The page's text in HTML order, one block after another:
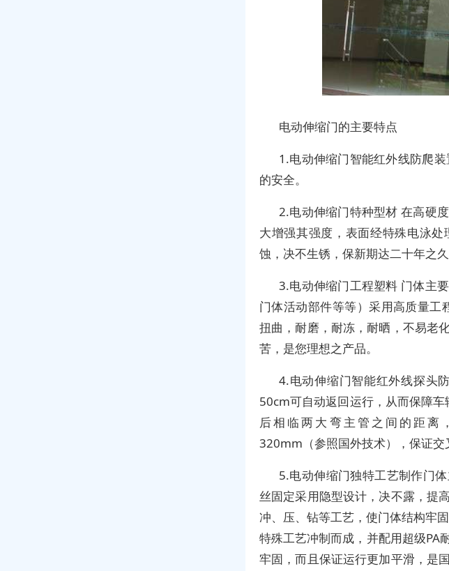
电动伸缩门的主要特点
1.电动伸缩门智能红外线防爬
的安全。
2.电动伸缩门特种型材 在高硬
大增强其强度，表面经特殊电泳
蚀，决不生锈，保新期达二十年之久
3.电动伸缩门工程塑料 门体主
门体活动部件等等）采用高质量工
扭曲，耐磨，耐冻，耐晒，不易老
苦，是您理想之产品。
4.电动伸缩门智能红外线探头
50cm可自动返回运行，从而保障
后相临两大弯主管之间的距离
320mm（参照国外技术），保证交
5.电动伸缩门独特工艺制作门
丝固定采用隐型设计，决不露，提
冲、压、钻等工艺，使门体结构牢
特殊工艺冲制而成，并配用超级PA
牢固，而且保证运行更加平滑，是